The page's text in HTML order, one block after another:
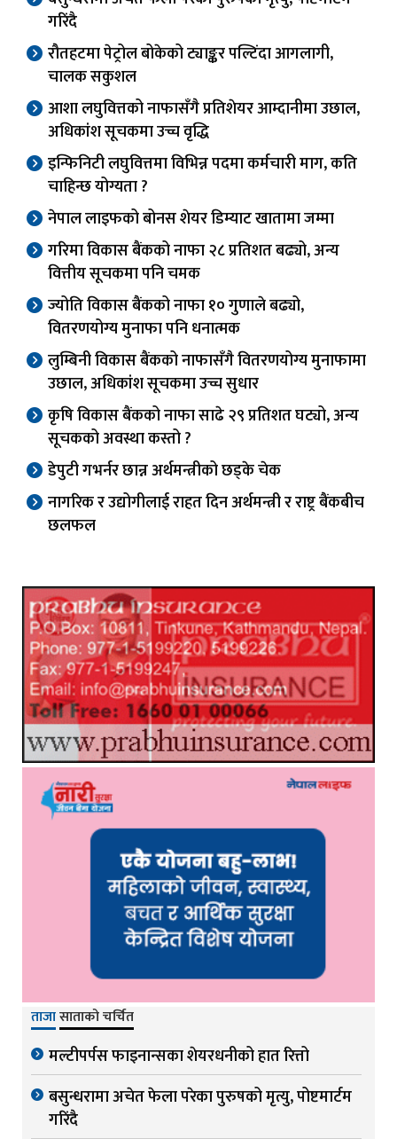
गरिंदै
रौतहटमा पेट्रोल बोकेको ट्याङ्कर पल्टिंदा आगलागी,
चालक सकुशल
आशा लघुवित्तको नाफासँगै प्रतिशेयर आम्दानीमा उछाल,
अधिकांश सूचकमा उच्च वृद्धि
इन्फिनिटी लघुवित्तमा विभिन्न पदमा कर्मचारी माग, कति
चाहिन्छ योग्यता ?
नेपाल लाइफको बोनस शेयर डिम्याट खातामा जम्मा
गरिमा विकास बैंकको नाफा २८ प्रतिशत बढ्यो, अन्य
वित्तीय सूचकमा पनि चमक
ज्योति विकास बैंकको नाफा १० गुणाले बढ्यो,
वितरणयोग्य मुनाफा पनि धनात्मक
लुम्बिनी विकास बैंकको नाफासँगै वितरणयोग्य मुनाफामा
उछाल, अधिकांश सूचकमा उच्च सुधार
कृषि विकास बैंकको नाफा साढे २९ प्रतिशत घट्यो, अन्य
सूचकको अवस्था कस्तो ?
डेपुटी गभर्नर छान्न अर्थमन्त्रीको छड्के चेक
नागरिक र उद्योगीलाई राहत दिन अर्थमन्त्री र राष्ट्र बैंकबीच
छलफल
ताजासाताको चर्चित
मल्टीपर्पस फाइनान्सका शेयरधनीको हात रित्तो
बसुन्धरामा अचेत फेला परेका पुरुषको मृत्यु, पोष्टमार्टम
गरिंदै